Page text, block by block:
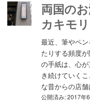
両国の
カキモ
最近、筆やペ
たりする頻度
の手紙は、心
き続けていく
な昔からの店
公開済み: 2017年